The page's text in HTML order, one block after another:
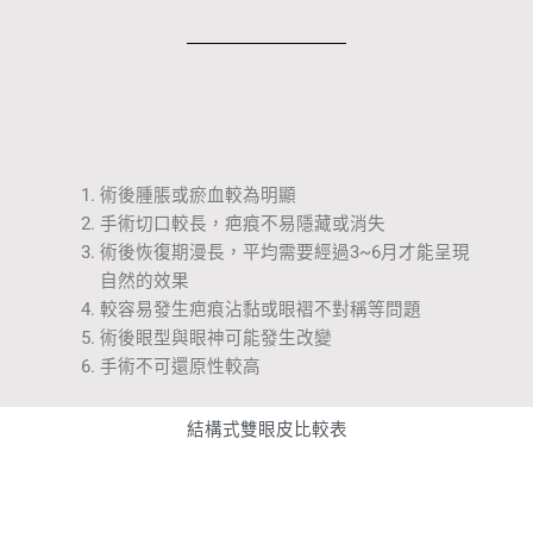
術後腫脹或瘀血較為明顯
手術切口較長，疤痕不易隱藏或消失
術後恢復期漫長，平均需要經過3~6月才能呈現
自然的效果
較容易發生疤痕沾黏或眼褶不對稱等問題
術後眼型與眼神可能發生改變
手術不可還原性較高
結構式雙眼皮比較表